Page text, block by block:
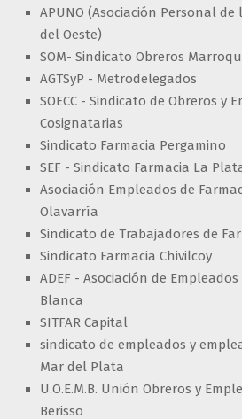
APUNO (Asociación Personal
del Oeste)
SOM- Sindicato Obreros
AGTSyP - Metrodelegados
SOECC - Sindicato de Obreros y
Cosignatarias
Sindicato Farmacia Pergamino
SEF - Sindicato Farmacia La
Asociación Empleados de
Olavarría
Sindicato de Trabajadores de
Sindicato Farmacia Chivilcoy
ADEF - Asociación de
Blanca
SITFAR Capital
sindicato de empleados y
Mar del Plata
U.O.E.M.B. Unión Obreros y
Berisso